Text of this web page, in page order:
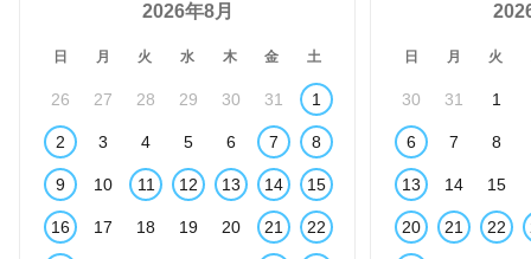
2026年8月
日 月 火 水 木 金 土
26 27 28 29 30 31 1
2 3 4 5 6 7 8
9 10 11 12 13 14 15
16 17 18 19 20 21 22
日 月 火
30 31 1
6 7 8
13 14 15
20 21 22